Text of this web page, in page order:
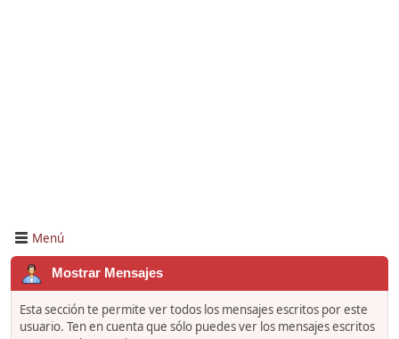
Menú
Mostrar Mensajes
Esta sección te permite ver todos los mensajes escritos por este
usuario. Ten en cuenta que sólo puedes ver los mensajes escritos